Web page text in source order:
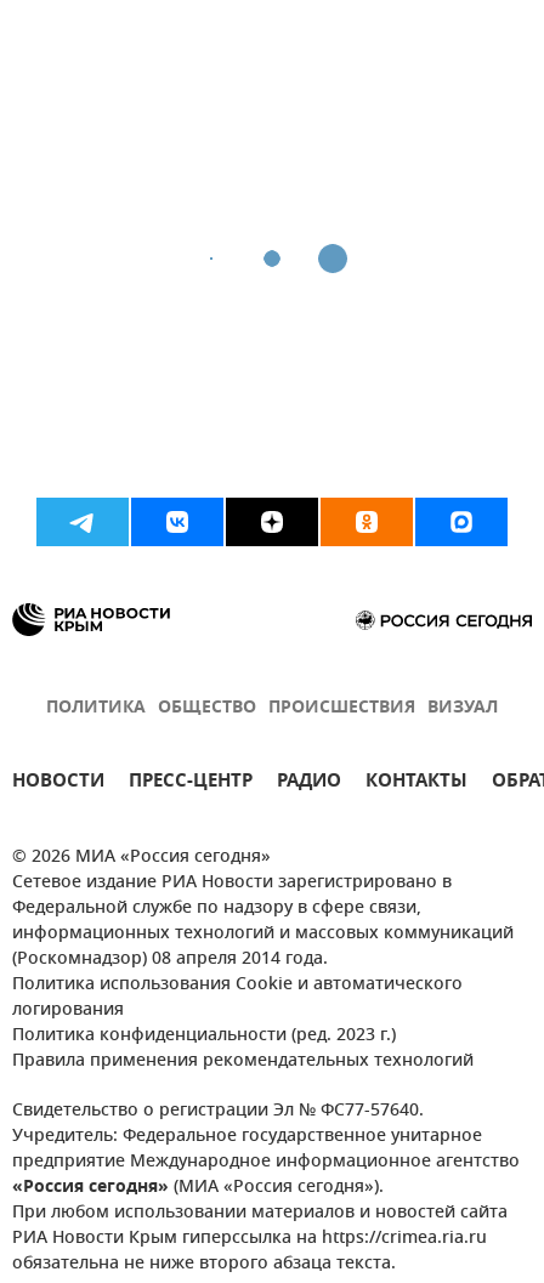
ПОЛИТИКА ОБЩЕСТВО ПРОИСШЕСТВИЯ ВИЗУАЛ
НОВОСТИ ПРЕСС-ЦЕНТР РАДИО КОНТАКТЫ
© 2026 МИА «Россия сегодня»
Сетевое издание РИА Новости зарегистрировано в
Федеральной службе по надзору в сфере связи,
информационных технологий и массовых коммуникаций
(Роскомнадзор) 08 апреля 2014 года.
Политика использования Cookie и автоматического
логирования
Политика конфиденциальности (ред. 2023 г.)
Правила применения рекомендательных технологий
Свидетельство о регистрации Эл № ФС77-57640.
Учредитель: Федеральное государственное унитарное
предприятие Международное информационное агентство
«Россия сегодня» (МИА «Россия сегодня»).
При любом использовании материалов и новостей сайта
РИА Новости Крым гиперссылка на https://crimea.ria.ru
обязательна не ниже второго абзаца текста.